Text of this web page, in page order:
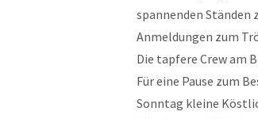
spannenden Ständen
Anmeldungen zum
Die tapfere Crew am
Für eine Pause zum
Sonntag kleine